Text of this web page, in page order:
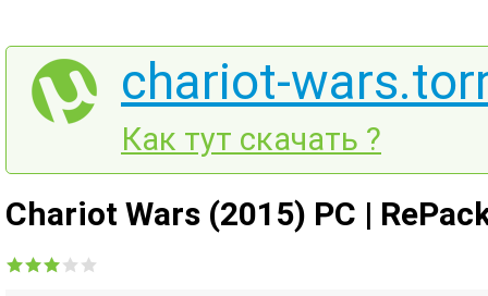
chariot-
Как тут скачать ?
Chariot Wars (2015) PC |